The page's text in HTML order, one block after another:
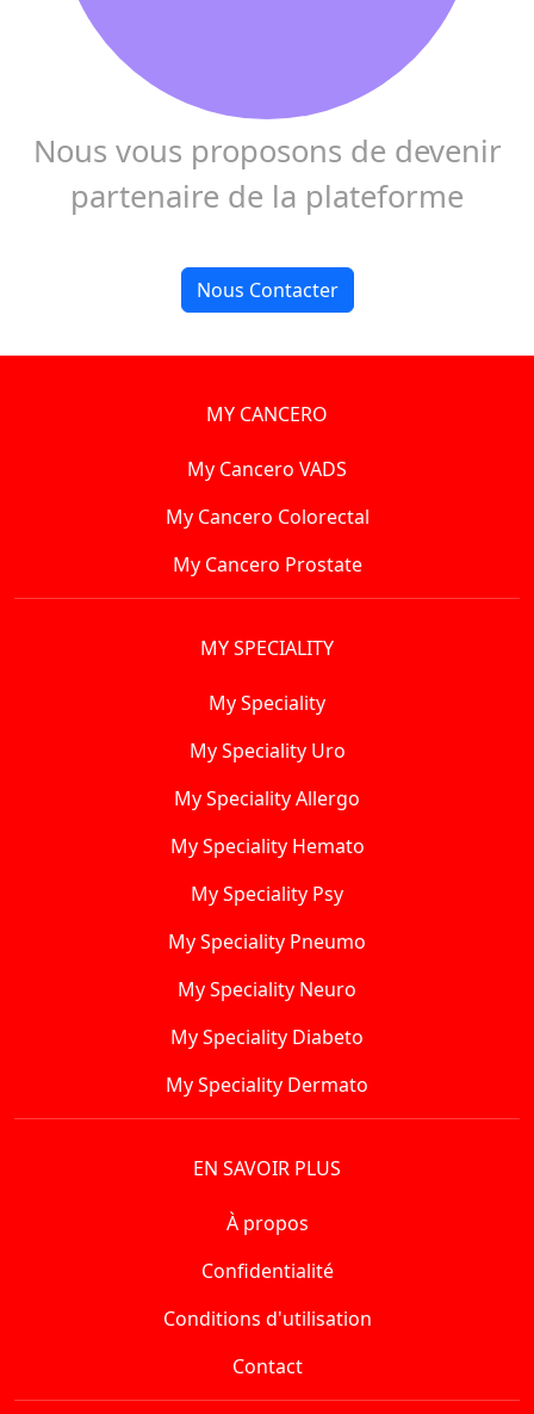
Nous vous proposons de devenir
partenaire de la plateforme
Nous Contacter
MY CANCERO
My Cancero VADS
My Cancero Colorectal
My Cancero Prostate
MY SPECIALITY
My Speciality
My Speciality Uro
My Speciality Allergo
My Speciality Hemato
My Speciality Psy
My Speciality Pneumo
My Speciality Neuro
My Speciality Diabeto
My Speciality Dermato
EN SAVOIR PLUS
À propos
Confidentialité
Conditions d'utilisation
Contact